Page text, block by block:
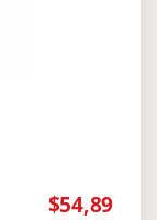
$54,89